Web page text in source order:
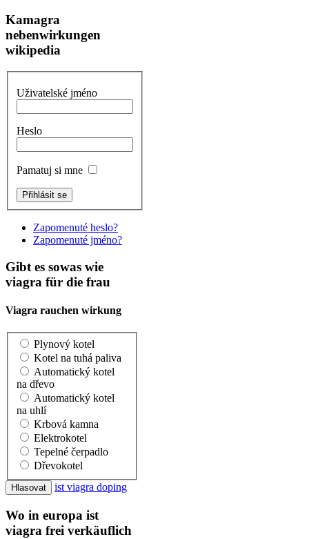
Kamagra
nebenwirkungen
wikipedia
Uživatelské jméno
Heslo
Pamatuj si mne
Zapomenuté heslo?
Zapomenuté jméno?
Gibt es sowas wie
viagra für die frau
Viagra rauchen wirkung
Plynový kotel
Kotel na tuhá paliva
Automatický kotel
na dřevo
Automatický kotel
na uhlí
Krbová kamna
Elektrokotel
Tepelné čerpadlo
Dřevokotel
ist viagra doping
Wo in europa ist
viagra frei verkäuflich